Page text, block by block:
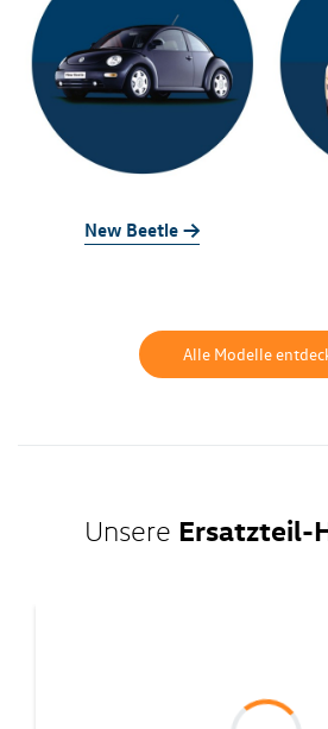
New Beetle ->
Alle Modelle
Unsere Ersatzteil-